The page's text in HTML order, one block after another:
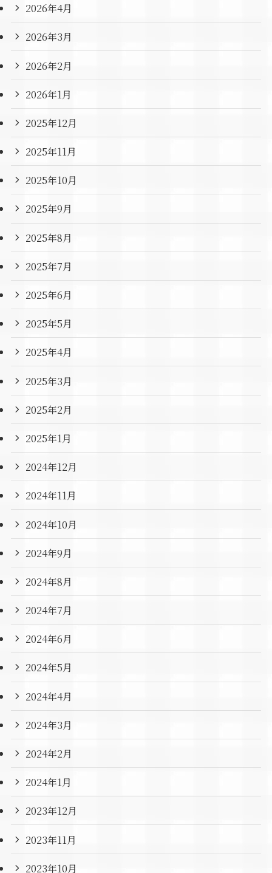
2026年4月
2026年3月
2026年2月
2026年1月
2025年12月
2025年11月
2025年10月
2025年9月
2025年8月
2025年7月
2025年6月
2025年5月
2025年4月
2025年3月
2025年2月
2025年1月
2024年12月
2024年11月
2024年10月
2024年9月
2024年8月
2024年7月
2024年6月
2024年5月
2024年4月
2024年3月
2024年2月
2024年1月
2023年12月
2023年11月
2023年10月